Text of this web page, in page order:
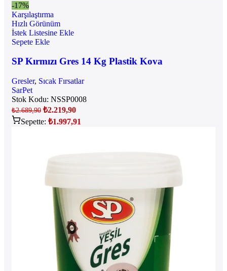
-17%
Karşılaştırma
Hızlı Görünüm
İstek Listesine Ekle
Sepete Ekle
SP Kırmızı Gres 14 Kg Plastik Kova
Gresler, Sıcak Fırsatlar
SarPet
Stok Kodu: NSSP0008
₺2.689,90 ₺2.219,90
Sepette: ₺1.997,91